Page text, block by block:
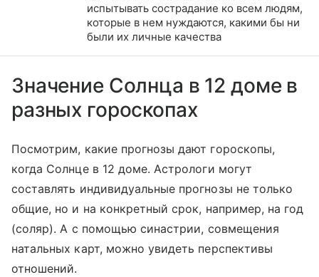
испытывать сострадание ко всем людям,
которые в нем нуждаются, какими бы ни
были их личные качества
Значение Солнца в 12 доме в
разных гороскопах
Посмотрим, какие прогнозы дают гороскопы,
когда Солнце в 12 доме. Астрологи могут
составлять индивидуальные прогнозы не только
общие, но и на конкретный срок, например, на год
(соляр). А с помощью синастрии, совмещения
натальных карт, можно увидеть перспективы
отношений.